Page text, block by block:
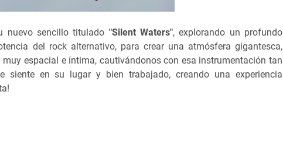
nuevo sencillo titulado "Silent Waters", explorando un profundo
del rock alternativo, para crear una atmósfera gigantesca,
espacial e íntima, cautivándonos con esa instrumentación tan
siente en su lugar y bien trabajado, creando una experiencia